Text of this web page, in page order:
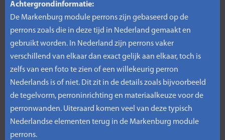
Achtergrondinformatie:
De Markenburg module perrons zijn gebaseerd op de
perrons zoals die in deze tijd in Nederland gemaakt en
gebruikt worden. In Nederland zijn perrons vaker
verschillend van elkaar dan exact gelijk aan elkaar, toch is
zelfs van een foto te zien of een willekeurig perron
Nederlands is of niet. Dit zit in de details zoals bijvoorbeeld
de tegelvorm, perroninrichting en materiaalkeuze voor de
perronwanden. Uiteraard komen veel van deze typisch
Nederlandse elementen terug in de Markenburg module
perrons.